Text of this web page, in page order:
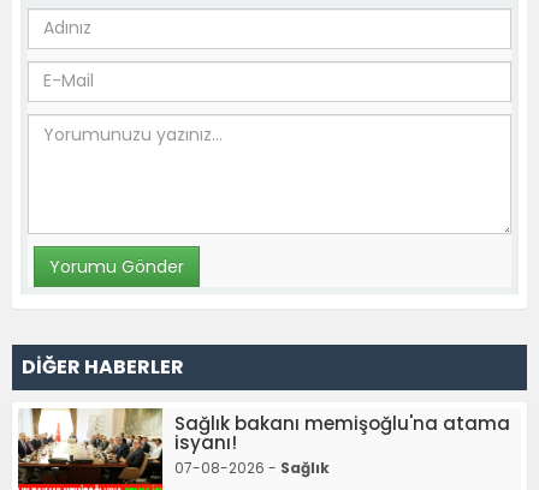
DİĞER HABERLER
Sağlık bakanı memişoğlu'na atama
isyanı!
07-08-2026 - Sağlık